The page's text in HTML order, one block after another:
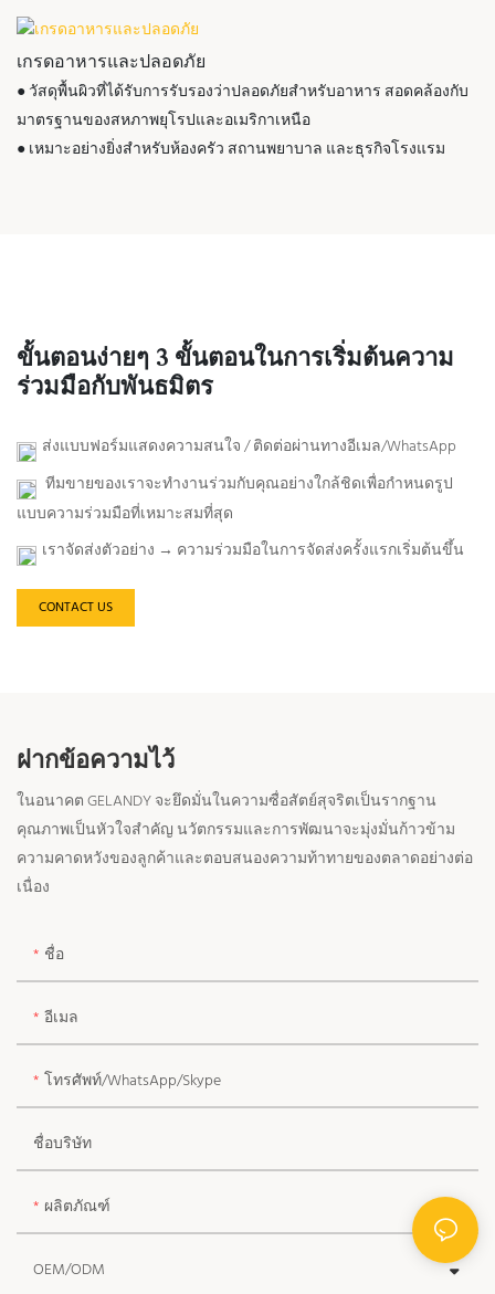
เกรดอาหารและปลอดภัย
● วัสดุพื้นผิวที่ได้รับการรับรองว่าปลอดภัยสำหรับอาหาร สอดคล้องกับ
มาตรฐานของสหภาพยุโรปและอเมริกาเหนือ
● เหมาะอย่างยิ่งสำหรับห้องครัว สถานพยาบาล และธุรกิจโรงแรม
ขั้นตอนง่ายๆ 3 ขั้นตอนในการเริ่มต้นความ
ร่วมมือกับพันธมิตร
ส่งแบบฟอร์มแสดงความสนใจ / ติดต่อผ่านทางอีเมล/WhatsApp
ทีมขายของเราจะทำงานร่วมกับคุณอย่างใกล้ชิดเพื่อกำหนดรูป
แบบความร่วมมือที่เหมาะสมที่สุด
เราจัดส่งตัวอย่าง → ความร่วมมือในการจัดส่งครั้งแรกเริ่มต้นขึ้น
CONTACT US
ฝากข้อความไว้
ในอนาคต GELANDY จะยึดมั่นในความซื่อสัตย์สุจริตเป็นรากฐาน
คุณภาพเป็นหัวใจสำคัญ นวัตกรรมและการพัฒนาจะมุ่งมั่นก้าวข้าม
ความคาดหวังของลูกค้าและตอบสนองความท้าทายของตลาดอย่างต่อ
เนื่อง
ชื่อ
อีเมล
โทรศัพท์/WhatsApp/Skype
ชื่อบริษัท
ผลิตภัณฑ์
OEM/ODM